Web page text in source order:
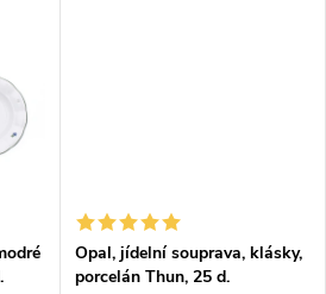
Opal, jídelní souprava, klásky,
porcelán Thun, 25 d.